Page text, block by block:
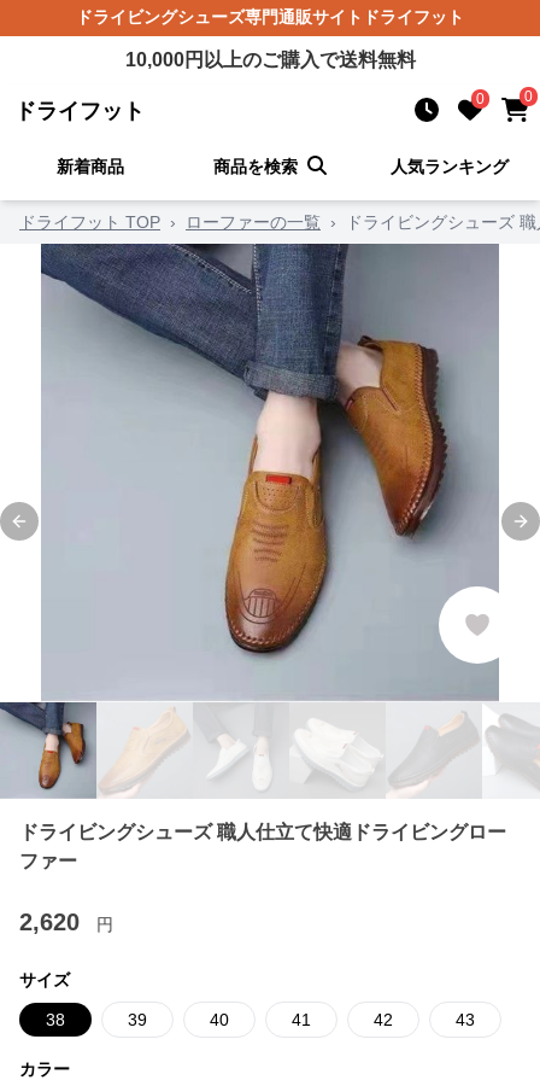
ドライビングシューズ専門通販サイト ドライフット
10,000円以上のご購入で送料無料
ドライフット 0 0
新着商品 商品を検索 人気ランキング
ドライフット TOP › ローファーの一覧 › ドライビングシューズ
Previous slide
ドライビングシューズ 職人仕立て快適ドライビングロー
ファー
2,620 円
サイズ
38 39 40 41 42 43
カラー